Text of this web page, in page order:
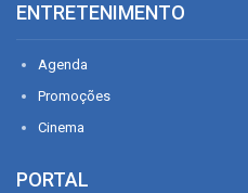
ENTRETENIMENTO
Agenda
Promoções
Cinema
PORTAL